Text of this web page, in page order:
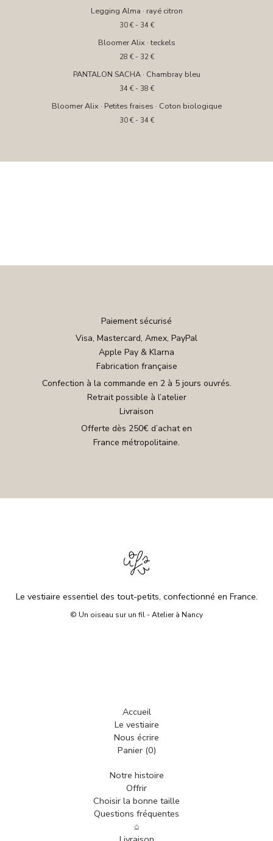
Legging Alma · rayé citron
30 €- 34 €
Bloomer Alix · teckels
28 €- 32 €
PANTALON SACHA · Chambray bleu
34 €- 38 €
Bloomer Alix · Petites fraises · Coton biologique
30 €- 34 €
Paiement sécurisé
Visa, Mastercard, Amex, PayPal
Apple Pay & Klarna
Fabrication française
Confection à la commande en 2 à 5 jours ouvrés.
Retrait possible à l’atelier
Livraison
Offerte dès 250€ d’achat en
France métropolitaine.
Le vestiaire essentiel des tout-petits, confectionné en France.
© Un oiseau sur un fil - Atelier à Nancy
Accueil
Le vestiaire
Nous écrire
Panier (0)
Notre histoire
Offrir
Choisir la bonne taille
Questions fréquentes
⌂